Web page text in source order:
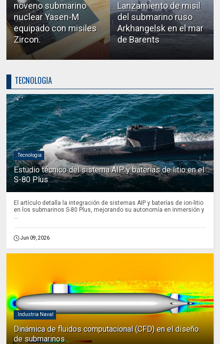
noveno submarino
nuclear Yasen-M
equipado con misiles
Zircon.
Lanzamiento de misil
del submarino ruso
Arkhangelsk en el mar
de Barents
TECNOLOGIA
.Tecnologia
Estudio técnico del sistema AIP y baterías de litio en el
S-80 Plus
El artículo detalla la integración de sistemas AIP y baterías de ion-litio
en los submarinos S-80 Plus, mejorando su autonomía en inmersión y
...
Jun 09, 2026
.Industria Naval
Dinámica de fluidos computacional (CFD) en el diseño
de submarinos